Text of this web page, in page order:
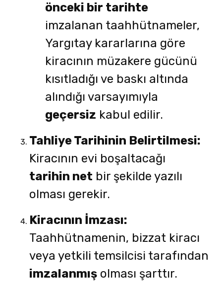
önceki bir tarihte
imzalanan taahhütnameler,
Yargıtay kararlarına göre
kiracının müzakere gücünü
kısıtladığı ve baskı altında
alındığı varsayımıyla
geçersiz kabul edilir.
Tahliye Tarihinin Belirtilmesi:
Kiracının evi boşaltacağı
tarihin net bir şekilde yazılı
olması gerekir.
Kiracının İmzası:
Taahhütnamenin, bizzat kiracı
veya yetkili temsilcisi tarafından
imzalanmış olması şarttır.